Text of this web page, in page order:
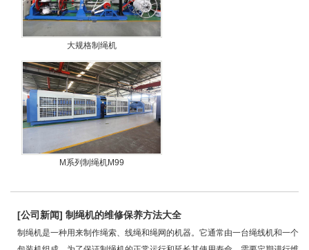
大规格制绳机
M系列制绳机M99
[公司新闻] 制绳机的维修保养方法大全
制绳机是一种用来制作绳索、线绳和绳网的机器。它通常由一台绳线机和一个